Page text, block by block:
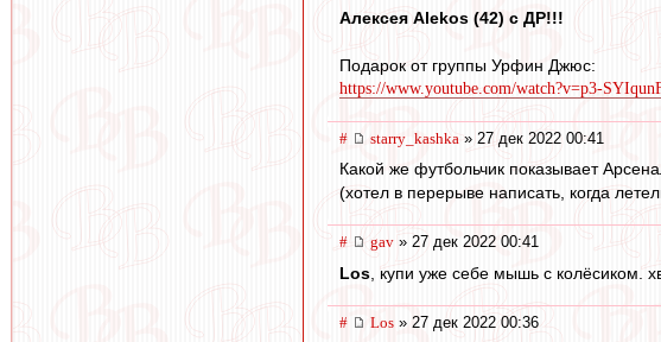
Алексея Alekos (42) с ДР!!!
Подарок от группы Урфин Джюс:
https://www.youtube.com/watch?v=p3-
# starry_kashka » 27 дек 2022 00:41
Какой же футбольчик показывает
(хотел в перерыве написать, когда
# gav » 27 дек 2022 00:41
Los , купи уже себе мышь с колёсиком.
# Los » 27 дек 2022 00:36